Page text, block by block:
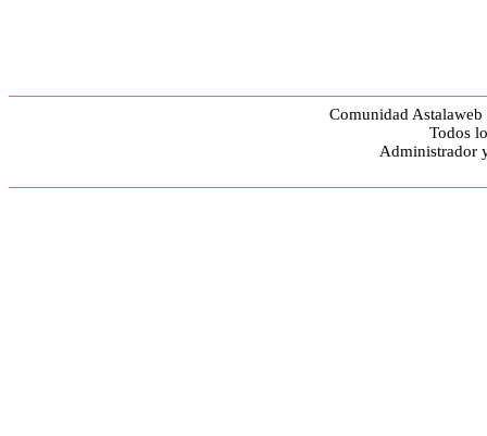
Comunidad
Todos
Administrador